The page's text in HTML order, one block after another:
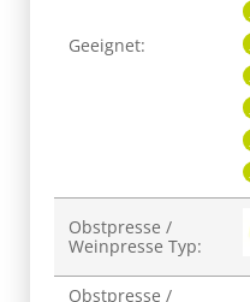
Geeignet:
Obstpresse /
Weinpresse Typ:
Obstpresse /